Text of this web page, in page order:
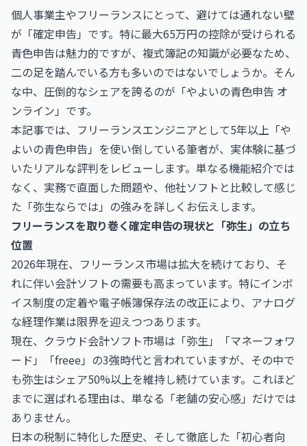
個人事業主やフリーランスにとって、避けては通れない壁
が「確定申告」です。特に最大65万円の控除が受けられる
青色申告は魅力的ですが、複式簿記の知識が必要なため、
二の足を踏んでいる方も多いのではないでしょうか。そん
な中、圧倒的なシェアを誇るのが「やよいの青色申告 オ
ンライン」です。
本記事では、フリーランスエンジニアとして5年以上「や
よいの青色申告」を使い倒している筆者が、実体験に基づ
いたリアルな評判をレビューします。単なる機能紹介では
なく、実務で直面した問題や、他社ソフトと比較して感じ
た「弥生ならでは」の強みを詳しくお伝えします。
フリーランスを取り巻く確定申告の現状と「弥生」の立ち
位置
2026年現在、フリーランス市場は拡大を続けており、そ
れに伴い会計ソフトの需要も高まっています。特にインボ
イス制度の定着や電子帳簿保存法の改正により、アナログ
な経理作業は限界を迎えつつあります。
現在、クラウド会計ソフト市場は「弥生」「マネーフォワ
ード」「freee」の3強時代と言われていますが、その中で
も弥生はシェア50%以上を維持し続けています。これほど
までに選ばれる理由は、単なる「老舗の安心感」だけでは
ありません。
日本の税制に特化した歴史、そして徹底した「初心者向